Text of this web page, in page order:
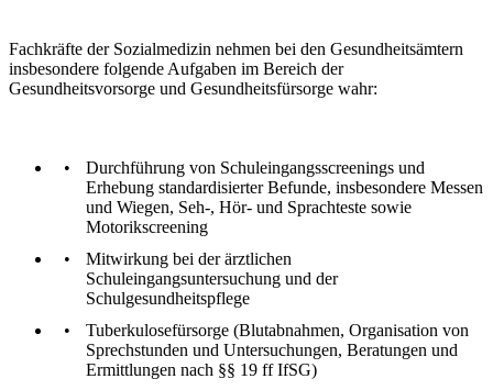
Fachkräfte der Sozialmedizin nehmen bei den Gesundheitsämtern
insbesondere folgende Aufgaben im Bereich der
Gesundheitsvorsorge und Gesundheitsfürsorge wahr:
Durchführung von Schuleingangsscreenings und
Erhebung standardisierter Befunde, insbesondere Messen
und Wiegen, Seh-, Hör- und Sprachteste sowie
Motorikscreening
Mitwirkung bei der ärztlichen
Schuleingangsuntersuchung und der
Schulgesundheitspflege
Tuberkulosefürsorge (Blutabnahmen, Organisation von
Sprechstunden und Untersuchungen, Beratungen und
Ermittlungen nach §§ 19 ff IfSG)